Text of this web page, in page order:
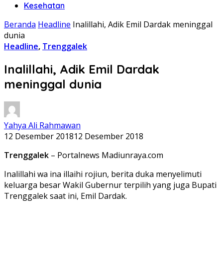
Kesehatan
Beranda Headline Inalillahi, Adik Emil Dardak meninggal
dunia
Headline, Trenggalek
Inalillahi, Adik Emil Dardak
meninggal dunia
Yahya Ali Rahmawan
12 Desember 201812 Desember 2018
Trenggalek – Portalnews Madiunraya.com
Inalillahi wa ina illaihi rojiun, berita duka menyelimuti
keluarga besar Wakil Gubernur terpilih yang juga Bupati
Trenggalek saat ini, Emil Dardak.